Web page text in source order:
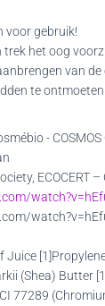
voor gebruik!
trek het oog
van
te ontmoeten.
ECOCERT
Juice
(Shea) Butter
77289